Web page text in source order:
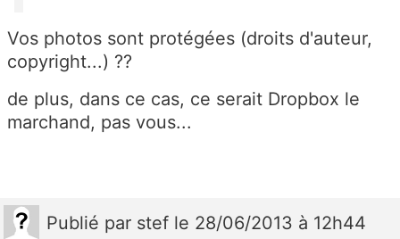
Vos photos sont protégées (droits d'auteur,
copyright...) ??
de plus, dans ce cas, ce serait Dropbox le
marchand, pas vous...
Publié par stef le 28/06/2013 à 12h44